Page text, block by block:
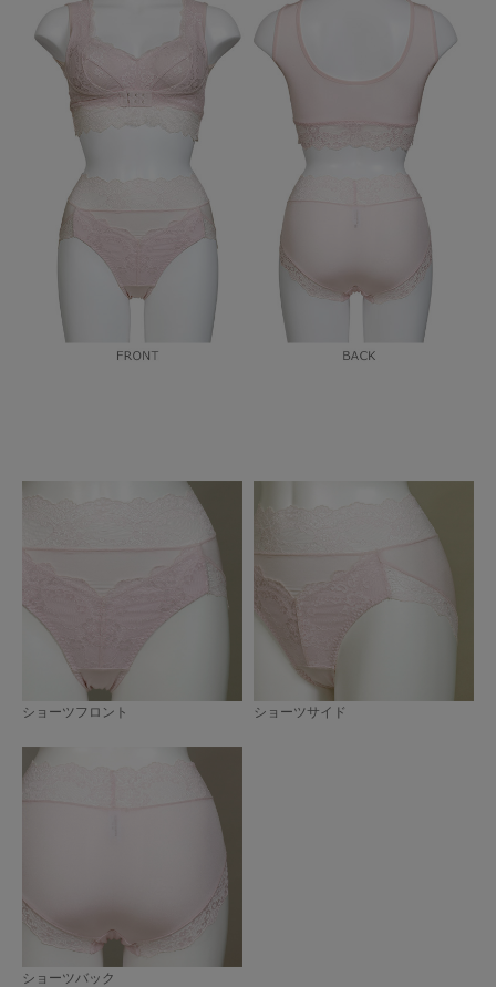
ショーツフロント ショーツサイド
ショーツバック